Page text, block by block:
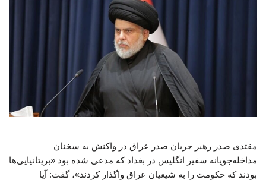
مقتدی صدر رهبر جریان صدر عراق در واکنش به سخنان
مداخله‌جویانه سفیر انگلیس در بغداد که مدعی شده بود «بریتانیایی‌ها
بودند که حکومت را به شیعیان عراق واگذار کردند»، گفت: آیا